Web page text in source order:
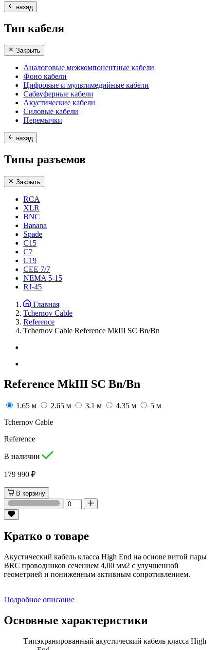
назад
Тип кабеля
Закрыть
Аналоговые межкомпонентные кабели
Фоно кабели
Цифровые и мультимедийные кабели
Сабвуферные кабели
Акустические кабели
Силовые кабели
Перемычки
назад
Типы разъемов
Закрыть
RCA
XLR
BNC
Banana
Spade
C15
С7
C19
CEE 7/7
NEMA 5-15
RJ-45
Главная
Tchernov Cable
Reference
Tchernov Cable Reference MkIII SC Bn/Bn
Reference MkIII SC Bn/Bn
1.65 м 2.65 м 3.1 м 4.35 м
5 м
Tchernov Cable
Reference
В наличии
179 990 ₽
В корзину
Кратко о товаре
Акустический кабель класса High End на основе витой пары
BRC проводников сечением 4,00 мм2 с улучшенной
геометрией и пониженным активным сопротивлением.
Подробное описание
Основные характеристики
Типэкранированный акустический кабель класса High